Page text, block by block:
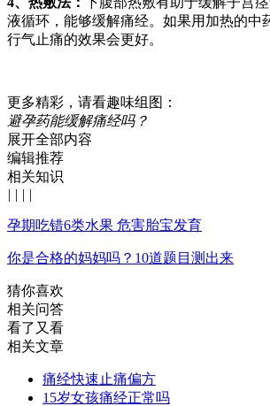
液循环，能够缓解痛经。如果用加热的中
行气止痛的效果会更好。
更多精彩，请看趣味组图：
避孕药能缓解痛经吗？
展开全部内容
编辑推荐
相关知识
| | | |
孕期吃错6类水果 危害胎宝发育
你是合格的妈妈吗？10道题目测出来
猜你喜欢
相关问答
看了又看
相关文章
痛经快速止痛偏方
15岁女孩痛经正常吗